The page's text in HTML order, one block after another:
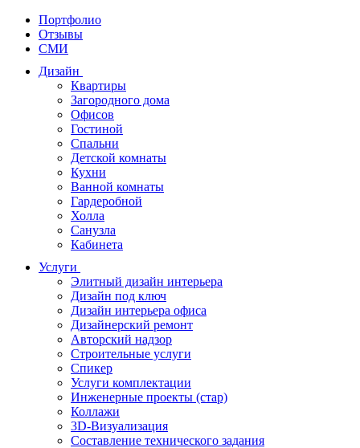
Портфолио
Отзывы
СМИ
Дизайн
Квартиры
Загородного дома
Офисов
Гостиной
Спальни
Детской комнаты
Кухни
Ванной комнаты
Гардеробной
Холла
Санузла
Кабинета
Услуги
Элитный дизайн интерьера
Дизайн под ключ
Дизайн интерьера офиса
Дизайнерский ремонт
Авторский надзор
Строительные услуги
Спикер
Услуги комплектации
Инженерные проекты (стар)
Коллажи
3D-Визуализация
Составление технического задания